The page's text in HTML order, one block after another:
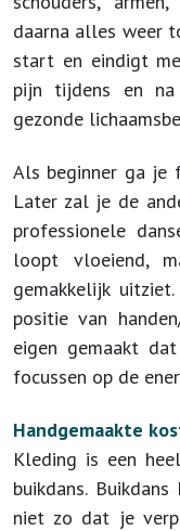
daarna alles weer
start en eindigt
pijn tijdens en na
gezonde
Als beginner ga je
Later zal je de
professionele
loopt vloeiend,
gemakkelijk
positie van
eigen gemaakt
focussen op de
Handgemaakte
Kleding is een
buikdans.
niet zo dat je